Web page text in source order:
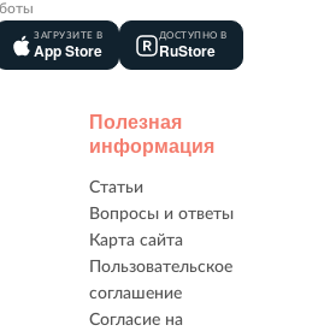
ЗАГРУЗИТЕ В
App Store
ДОСТУПНО В
RuStore
Полезная
информация
Статьи
Вопросы и ответы
Карта сайта
Пользовательское
соглашение
Согласие на